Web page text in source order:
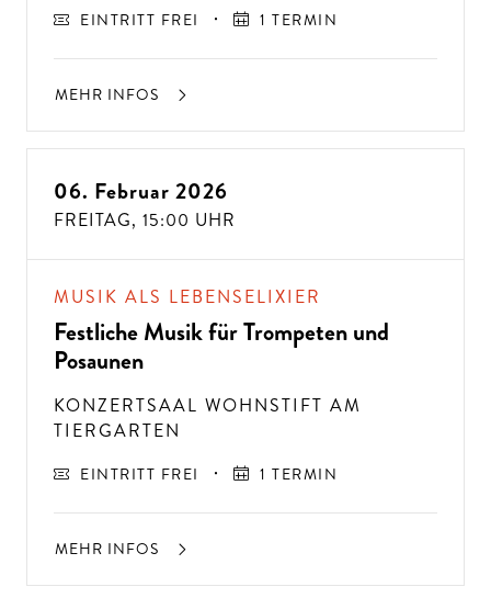
EINTRITT FREI 1 TERMIN
MEHR INFOS
06. Februar 2026
FREITAG, 15:00 UHR
MUSIK ALS LEBENSELIXIER
Festliche Musik für Trompeten und
Posaunen
KONZERTSAAL WOHNSTIFT AM
TIERGARTEN
EINTRITT FREI 1 TERMIN
MEHR INFOS